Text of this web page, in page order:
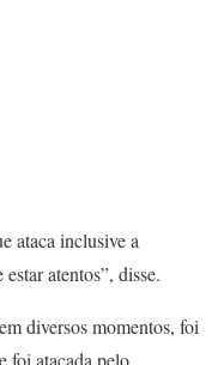
ataca inclusive a
atentos”, disse.
diversos momentos, foi
foi atacada pelo